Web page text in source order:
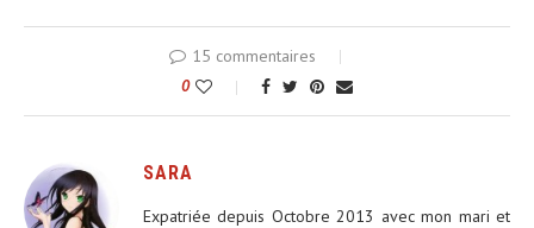
15 commentaires
0
SARA
Expatriée depuis Octobre 2013 avec mon mari et